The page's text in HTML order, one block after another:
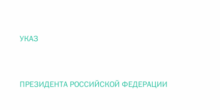
УКАЗ
ПРЕЗИДЕНТА РОССИЙСКОЙ ФЕДЕРАЦИИ